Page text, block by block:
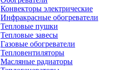
Конвекторы электрические
Инфракрасные обогреватели
Тепловые пушки
Тепловые завесы
Газовые обогреватели
Тепловентиляторы
Масляные радиаторы